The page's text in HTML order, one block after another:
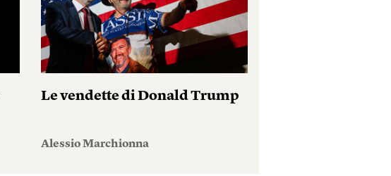
Le vendette di Donald Trump
Alessio Marchionna